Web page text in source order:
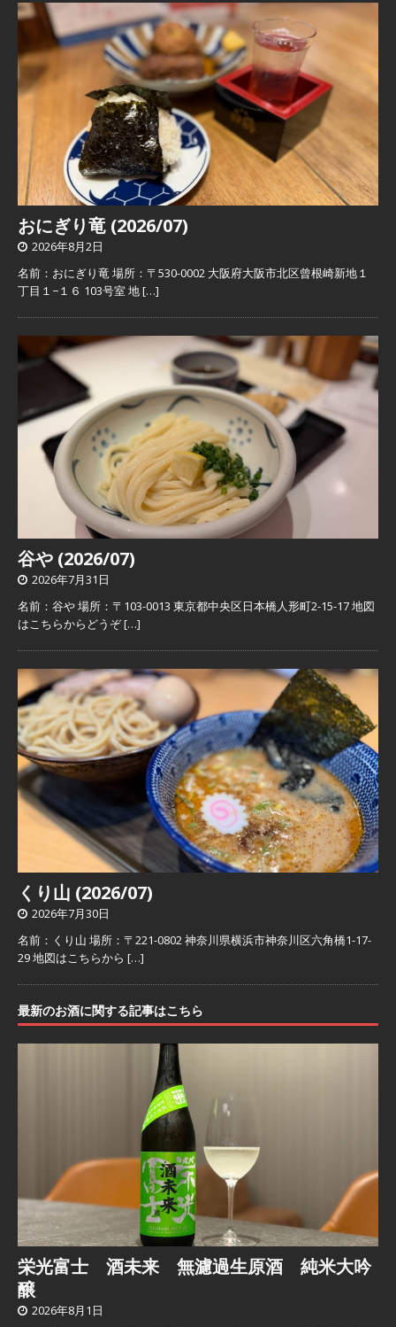
おにぎり竜 (2026/07)
2026年8月2日
名前：おにぎり竜 場所：〒530-0002 大阪府大阪市北区曾根崎新地１
丁目１−１６ 103号室 地[…]
谷や (2026/07)
2026年7月31日
名前：谷や 場所：〒103-0013 東京都中央区日本橋人形町2-15-17 地図
はこちらからどうぞ[…]
くり山 (2026/07)
2026年7月30日
名前：くり山 場所：〒221-0802 神奈川県横浜市神奈川区六角橋1-17-
29 地図はこちらから […]
最新のお酒に関する記事はこちら
栄光富士 酒未来 無濾過生原酒 純米大吟
醸
2026年8月1日